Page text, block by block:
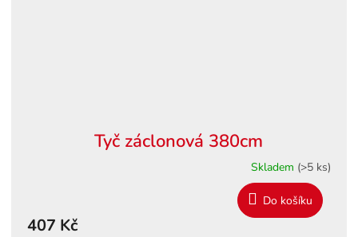
Tyč záclonová 380cm
Skladem (>5 ks)
407 Kč
Do košíku